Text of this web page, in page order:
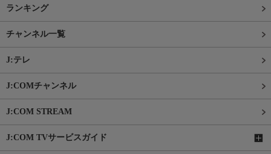
ランキング
チャンネル一覧
J:テレ
J:COMチャンネル
J:COM STREAM
J:COM TVサービスガイド